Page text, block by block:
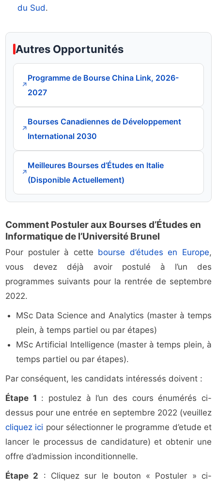
du Sud.
Autres Opportunités
↗
Programme de Bourse China Link, 2026-
2027
↗
Bourses Canadiennes de Développement
International 2030
↗
Meilleures Bourses d’Études en Italie
(Disponible Actuellement)
Comment Postuler aux Bourses d’Études en
Informatique de l’Université Brunel
Pour postuler à cette bourse d’études en Europe,
vous devez déjà avoir postulé à l’un des
programmes suivants pour la rentrée de septembre
2022.
MSc Data Science and Analytics (master à temps
plein, à temps partiel ou par étapes)
MSc Artificial Intelligence (master à temps plein, à
temps partiel ou par étapes).
Par conséquent, les candidats intéressés doivent :
Étape 1 : postulez à l’un des cours énumérés ci-
dessus pour une entrée en septembre 2022 (veuillez
cliquez ici pour sélectionner le programme d’etude et
lancer le processus de candidature) et obtenir une
offre d’admission inconditionnelle.
Étape 2 : Cliquez sur le bouton « Postuler » ci-